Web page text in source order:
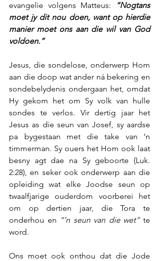
evangelie volgens Matteus:
“Nogtans
moet jy dit nou doen, want op hierdie
manier moet ons aan die wil van God
voldoen.”
Jesus, die sondelose, onderwerp Hom
aan die doop wat ander ná bekering en
sondebelydenis ondergaan het, omdat
Hy gekom het om Sy volk van hulle
sondes te verlos. Vir dertig jaar het
Jesus as die seun van Josef, sy aardse
pa bygestaan met die take van ‘n
timmerman. Sy ouers het Hom ook laat
besny agt dae na Sy geboorte (Luk.
2:28), en seker ook onderwerp aan die
opleiding wat elke Joodse seun op
twaalfjarige ouderdom voorberei het
om op dertien jaar, die Tora te
onderhou en “’n seun van die wet” te
word.
Ons moet ook onthou dat die Jode